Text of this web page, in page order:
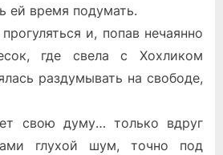
ей время подумать.
и, попав нечаянно
где свела с Хохликом
раздумывать на свободе,
свою думу… только вдруг
глухой шум, точно под